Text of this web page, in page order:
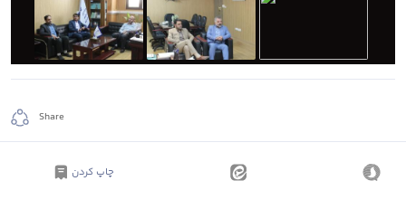
Share
چاپ کردن